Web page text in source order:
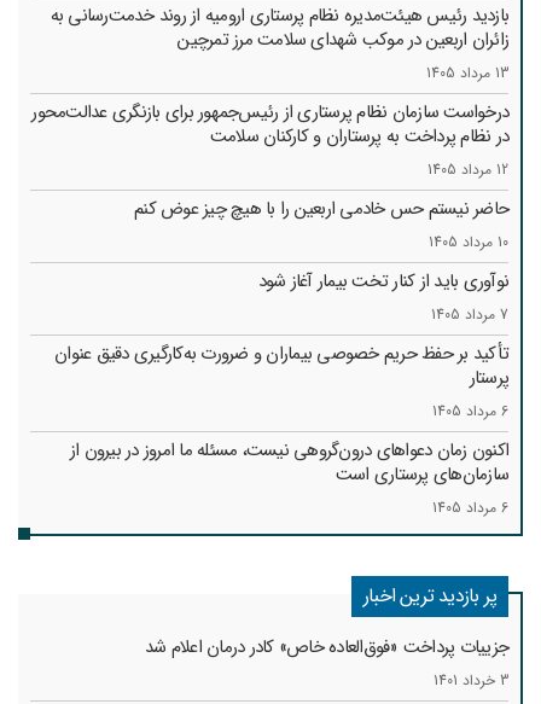
بازدید رئیس هیئت‌مدیره نظام پرستاری ارومیه از روند خدمت‌رسانی به
زائران اربعین در موکب شهدای سلامت مرز تمرچین
13 مرداد 1405
درخواست سازمان نظام پرستاری از رئیس‌جمهور برای بازنگری عدالت‌محور
در نظام پرداخت به پرستاران و کارکنان سلامت
12 مرداد 1405
حاضر نیستم حس خادمی اربعین را با هیچ چیز عوض کنم
10 مرداد 1405
نوآوری باید از کنار تخت بیمار آغاز شود
7 مرداد 1405
تأکید بر حفظ حریم خصوصی بیماران و ضرورت به‌کارگیری دقیق عنوان
پرستار
6 مرداد 1405
اکنون زمان دعواهای درون‌گروهی نیست، مسئله ما امروز در بیرون از
سازمان‌های پرستاری است
6 مرداد 1405
پر بازدید ترین اخبار
جزییات پرداخت «فوق‌العاده خاص» کادر درمان اعلام شد
3 خرداد 1401